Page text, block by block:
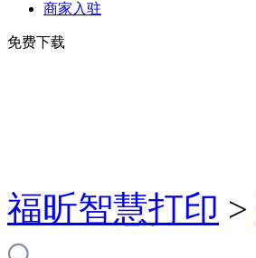
商家入驻
免费下载
福昕智慧打印 >